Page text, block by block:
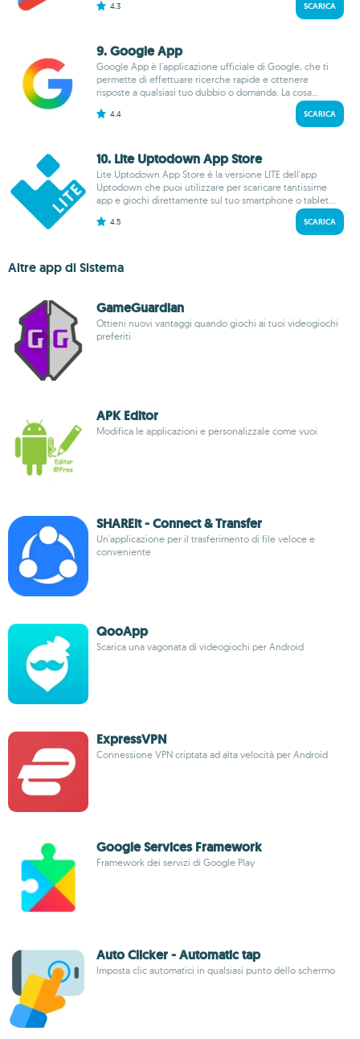
4.3 SCARICA
9. Google App
Google App è l'applicazione ufficiale di Google, che ti
permette di effettuare ricerche rapide e ottenere
risposte a qualsiasi tuo dubbio o domanda. La cosa...
4.4 SCARICA
10. Lite Uptodown App Store
Lite Uptodown App Store è la versione LITE dell'app
Uptodown che puoi utilizzare per scaricare tantissime
app e giochi direttamente sul tuo smartphone o tablet...
4.5 SCARICA
Altre app di Sistema
GameGuardian
Ottieni nuovi vantaggi quando giochi ai tuoi videogiochi
preferiti
APK Editor
Modifica le applicazioni e personalizzale come vuoi
SHAREit - Connect & Transfer
Un'applicazione per il trasferimento di file veloce e
conveniente
QooApp
Scarica una vagonata di videogiochi per Android
ExpressVPN
Connessione VPN criptata ad alta velocità per Android
Google Services Framework
Framework dei servizi di Google Play
Auto Clicker - Automatic tap
Imposta clic automatici in qualsiasi punto dello schermo